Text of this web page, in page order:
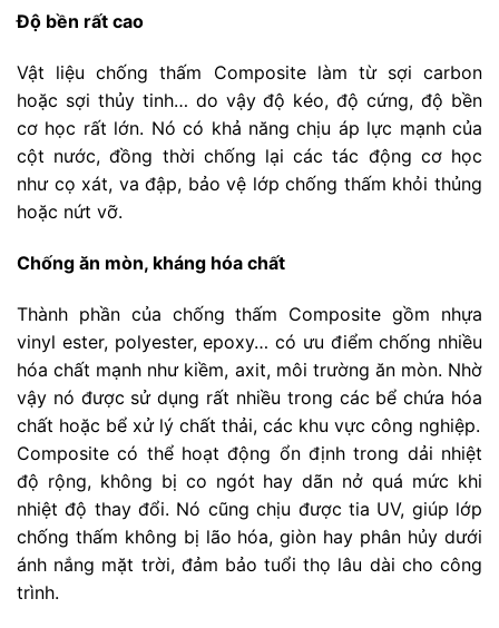
Độ bền rất cao
Vật liệu chống thấm Composite làm từ sợi carbon
hoặc sợi thủy tinh… do vậy độ kéo, độ cứng, độ bền
cơ học rất lớn. Nó có khả năng chịu áp lực mạnh của
cột nước, đồng thời chống lại các tác động cơ học
như cọ xát, va đập, bảo vệ lớp chống thấm khỏi thủng
hoặc nứt vỡ.
Chống ăn mòn, kháng hóa chất
Thành phần của chống thấm Composite gồm nhựa
vinyl ester, polyester, epoxy… có ưu điểm chống nhiều
hóa chất mạnh như kiềm, axit, môi trường ăn mòn. Nhờ
vậy nó được sử dụng rất nhiều trong các bể chứa hóa
chất hoặc bể xử lý chất thải, các khu vực công nghiệp.
Composite có thể hoạt động ổn định trong dải nhiệt
độ rộng, không bị co ngót hay dãn nở quá mức khi
nhiệt độ thay đổi. Nó cũng chịu được tia UV, giúp lớp
chống thấm không bị lão hóa, giòn hay phân hủy dưới
ánh nắng mặt trời, đảm bảo tuổi thọ lâu dài cho công
trình.